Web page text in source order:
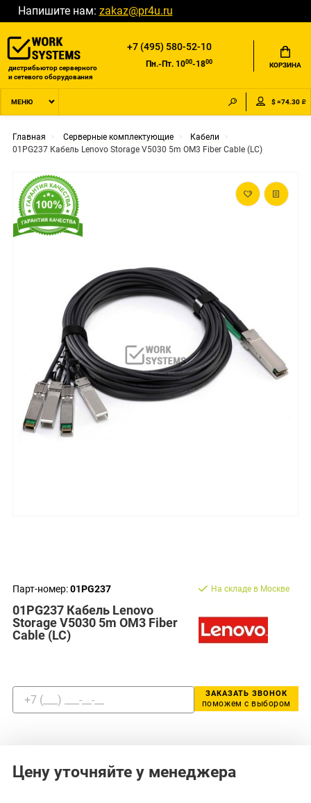
Напишите нам: zakaz@pr4u.ru
дистрибьютор серверного
и сетевого оборудования
+7 (495) 580-52-10
Пн.-Пт. 1000-1800 КОРЗИНА
МЕНЮ $ =74.30 ₽
Главная Серверные комплектующие
Кабели
01PG237 Кабель Lenovo Storage V5030 5m OM3 Fiber Cable (LC)
Парт-номер:01PG237
01PG237 Кабель Lenovo
Storage V5030 5m OM3 Fiber
Cable (LC)
На складе в Москве
ЗАКАЗАТЬ ЗВОНОК
поможем с выбором
Цену уточняйте у менеджера